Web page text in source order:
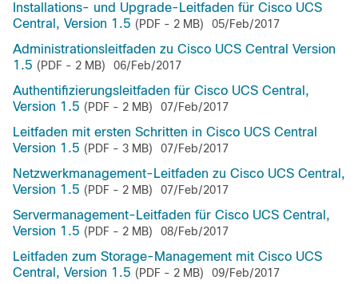
Installations- und Upgrade-Leitfaden für Cisco UCS
Central, Version 1.5 (PDF - 2 MB) 05/Feb/2017
Administrationsleitfaden zu Cisco UCS Central Version
1.5 (PDF - 2 MB) 06/Feb/2017
Authentifizierungsleitfaden für Cisco UCS Central,
Version 1.5 (PDF - 2 MB) 07/Feb/2017
Leitfaden mit ersten Schritten in Cisco UCS Central
Version 1.5 (PDF - 3 MB) 07/Feb/2017
Netzwerkmanagement-Leitfaden zu Cisco UCS Central,
Version 1.5 (PDF - 2 MB) 07/Feb/2017
Servermanagement-Leitfaden für Cisco UCS Central,
Version 1.5 (PDF - 2 MB) 08/Feb/2017
Leitfaden zum Storage-Management mit Cisco UCS
Central, Version 1.5 (PDF - 2 MB) 09/Feb/2017